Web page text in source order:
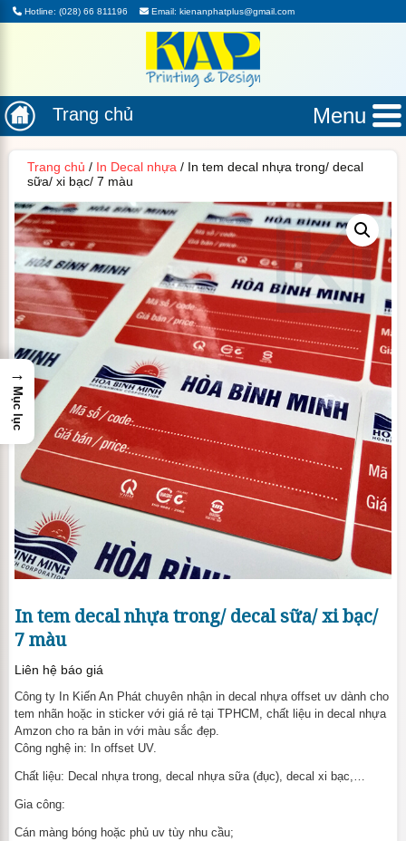
Hotline: (028) 66 811196 Email: kienanphatplus@gmail.com
Trang chủ Menu
Trang chủ / In Decal nhựa/ In tem decal nhựa trong/ decal
sữa/ xi bạc/ 7 màu
In tem decal nhựa trong/ decal sữa/ xi bạc/
7 màu
Liên hệ báo giá
Công ty In Kiến An Phát chuyên nhận in decal nhựa offset uv dành cho
tem nhãn hoặc in sticker với giá rẻ tại TPHCM, chất liệu in decal nhựa
Amzon cho ra bản in với màu sắc đẹp.
Công nghệ in: In offset UV.
Chất liệu: Decal nhựa trong, decal nhựa sữa (đục), decal xi bạc,…
Gia công:
Cán màng bóng hoặc phủ uv tùy nhu cầu;
→
Mục lục